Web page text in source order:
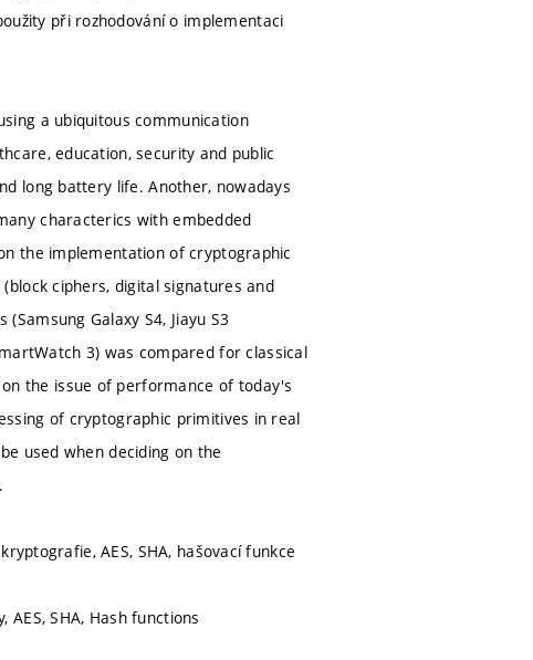
při rozhodování o implementaci
a ubiquitous communication
education, security and public
long battery life. Another, nowadays
characterics with embedded
the implementation of cryptographic
ciphers, digital signatures and
Galaxy S4, Jiayu S3
3) was compared for classical
the issue of performance of today's
of cryptographic primitives in real
used when deciding on the
AES, SHA, hašovací funkce
SHA, Hash functions